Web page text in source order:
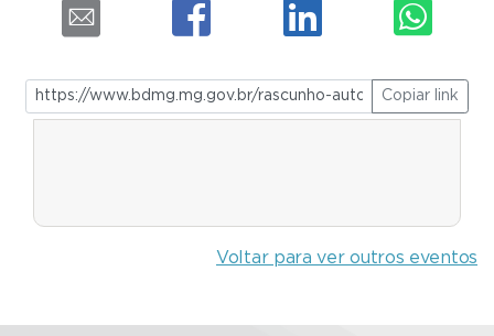
Copiar link
Voltar para ver outros eventos